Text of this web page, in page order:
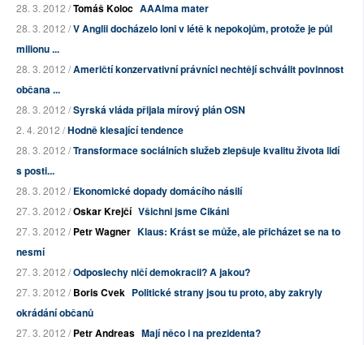
28. 3. 2012 /Tomáš Koloc AAAlma mater
28. 3. 2012 /V Anglii docházelo loni v létě k nepokojům, protože je půl
milionu ...
28. 3. 2012 /Američtí konzervativní právníci nechtějí schválit povinnost
občana ...
28. 3. 2012 /Syrská vláda přijala mírový plán OSN
2. 4. 2012 /Hodně klesající tendence
28. 3. 2012 /Transformace sociálních služeb zlepšuje kvalitu života lidí
s posti...
28. 3. 2012 /Ekonomické dopady domácího násilí
27. 3. 2012 /Oskar Krejčí Všichni jsme Cikáni
27. 3. 2012 /Petr Wagner Klaus: Krást se může, ale přicházet se na to
nesmí
27. 3. 2012 /Odposlechy ničí demokracii? A jakou?
27. 3. 2012 /Boris Cvek Politické strany jsou tu proto, aby zakryly
okrádání občanů
27. 3. 2012 /Petr Andreas Mají něco i na prezidenta?